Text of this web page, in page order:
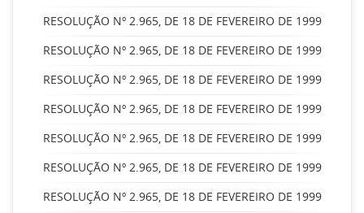
RESOLUÇÃO Nº 2.965, DE 18 DE FEVEREIRO DE 1999
RESOLUÇÃO Nº 2.965, DE 18 DE FEVEREIRO DE 1999
RESOLUÇÃO Nº 2.965, DE 18 DE FEVEREIRO DE 1999
RESOLUÇÃO Nº 2.965, DE 18 DE FEVEREIRO DE 1999
RESOLUÇÃO Nº 2.965, DE 18 DE FEVEREIRO DE 1999
RESOLUÇÃO Nº 2.965, DE 18 DE FEVEREIRO DE 1999
RESOLUÇÃO Nº 2.965, DE 18 DE FEVEREIRO DE 1999